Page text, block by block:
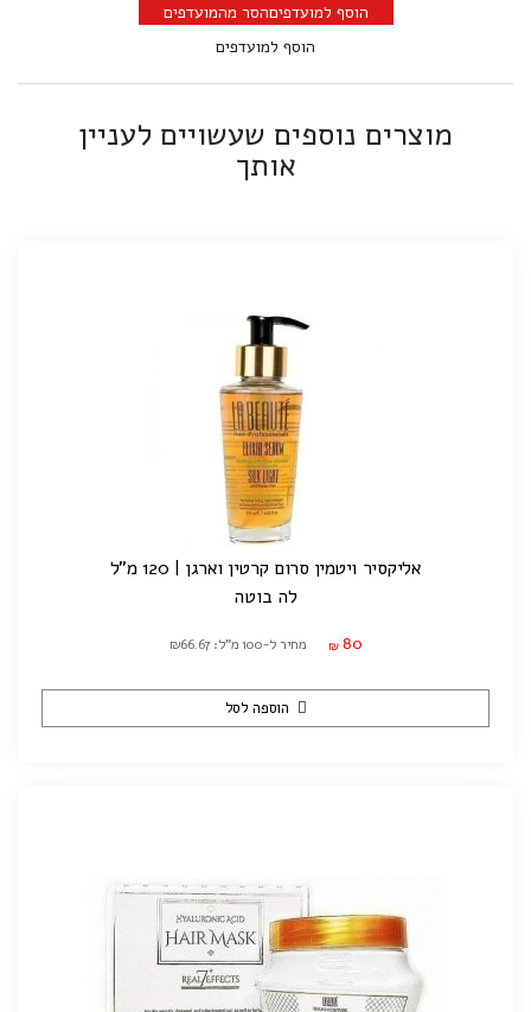
הוסף למועדפיםהסר מהמועדפים
הוסף למועדפים
מוצרים נוספים שעשויים לעניין
אותך
אליקסיר ויטמין סרום קרטין וארגן | 120 מ"ל
לה בוטה
₪ 80 מחיר ל-100 מ"ל: ₪66.67
הוספה לסל